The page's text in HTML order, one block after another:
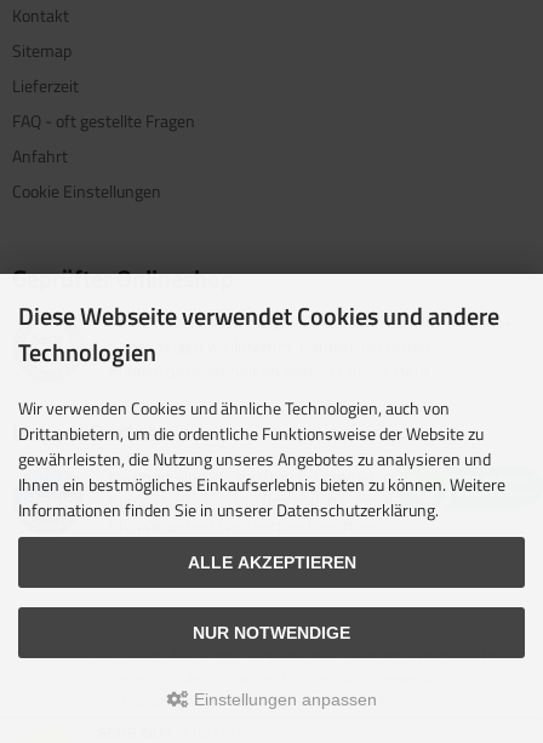
Kontakt
Sitemap
Lieferzeit
FAQ - oft gestellte Fragen
Anfahrt
Cookie Einstellungen
Geprüfter Onlineshop
Mit dem Vertrauenssiegel für kundenfreundliche Online-
Shops zeigen wir Internet-Händler, bei denen
Kundenzufriedenheit an oberster Stelle steht.
Unsere Partner
idealo ist eine der größten E-Commerce-Websites in
Europa und eines der führenden europäischen Online-
Shopping- und Preisvergleichsportale.
Alle Preise inkl. gesetzl. MwSt. zzgl.Versandkosten. Die durchgestrichenen Preise
© 2026 camppartner24 • Alle Rechte vorbehalten
Diese Webseite verwendet Cookies und andere
Technologien
Wir verwenden Cookies und ähnliche Technologien, auch von
Drittanbietern, um die ordentliche Funktionsweise der Website zu
gewährleisten, die Nutzung unseres Angebotes zu analysieren und
Ihnen ein bestmögliches Einkaufserlebnis bieten zu können. Weitere
Informationen finden Sie in unserer Datenschutzerklärung.
ALLE AKZEPTIEREN
NUR NOTWENDIGE
Einstellungen anpassen